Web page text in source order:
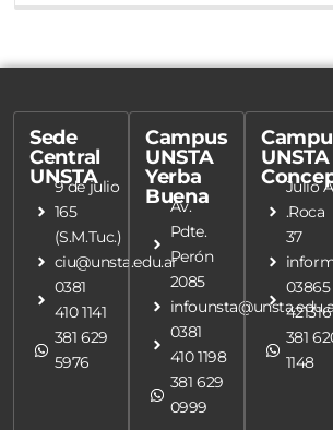
Sede
Central
UNSTA
9 de julio
165
(S.M.Tuc.)
ciu@unsta.edu.ar
0381
410 1141
381 629
5976
Campus
UNSTA
Yerba
Buena
Av.
Pdte.
Perón
2085
0381
410 1198
381 629
0999
UNSTA
Julio A
.Roca
37
03865
421316
381
1148